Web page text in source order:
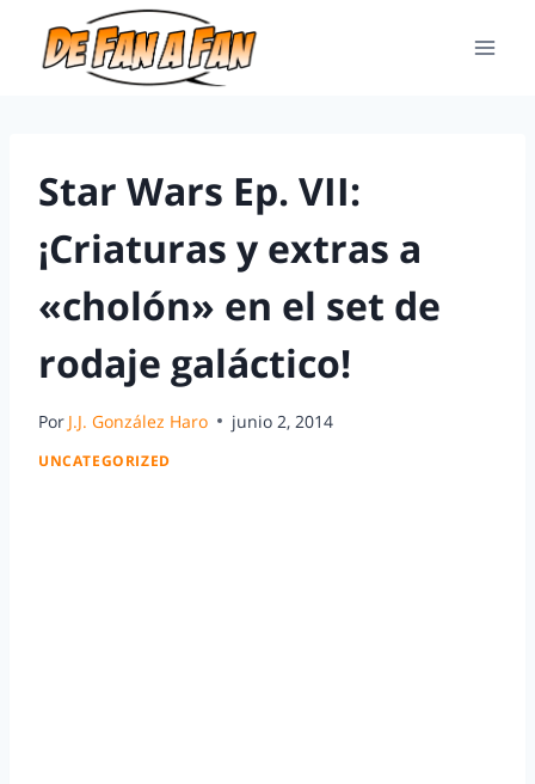
Star Wars Ep. VII:
¡Criaturas y extras a
«cholón» en el set de
rodaje galáctico!
Por J.J. González Haro junio 2, 2014
UNCATEGORIZED